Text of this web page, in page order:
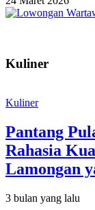
Kuliner
Kuliner
Pantang
Rahasia
Lamongan
3 bulan yang lalu